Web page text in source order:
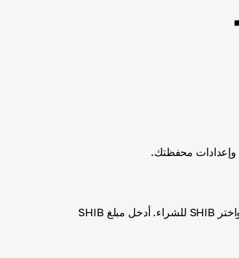
اختر أحد أساليب شراء العملات المشفرة واختر SHIB للشراء. أدخل مبلغ SHIB